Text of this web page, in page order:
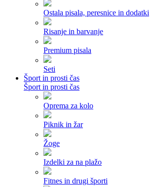
Ostala pisala, peresnice in dodatki
Risanje in barvanje
Premium pisala
Seti
Šport in prosti čas
Šport in prosti čas
Oprema za kolo
Piknik in žar
Žoge
Izdelki za na plažo
Fitnes in drugi športi